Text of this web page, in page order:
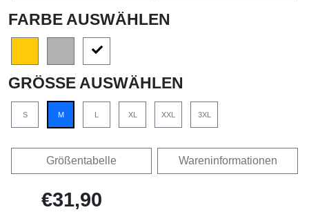
FARBE AUSWÄHLEN
GRÖSSE AUSWÄHLEN
S M XL XXL 3XL
Größentabelle Wareninformationen
€31,90